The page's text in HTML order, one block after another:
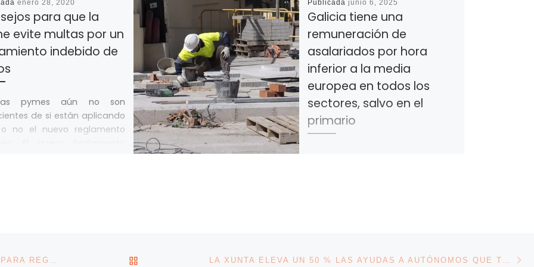
enero 28, 2020
para que la
evite multas por un
indebido de
pymes aún no son
de si están aplicando
no el nuevo reglamento
Publicada junio 6, 2025
Galicia tiene una
remuneración de
asalariados por hora
inferior a la media
europea en todos los
sectores, salvo en el
primario
VOLVER A LA LISTA DE ENTRADAS